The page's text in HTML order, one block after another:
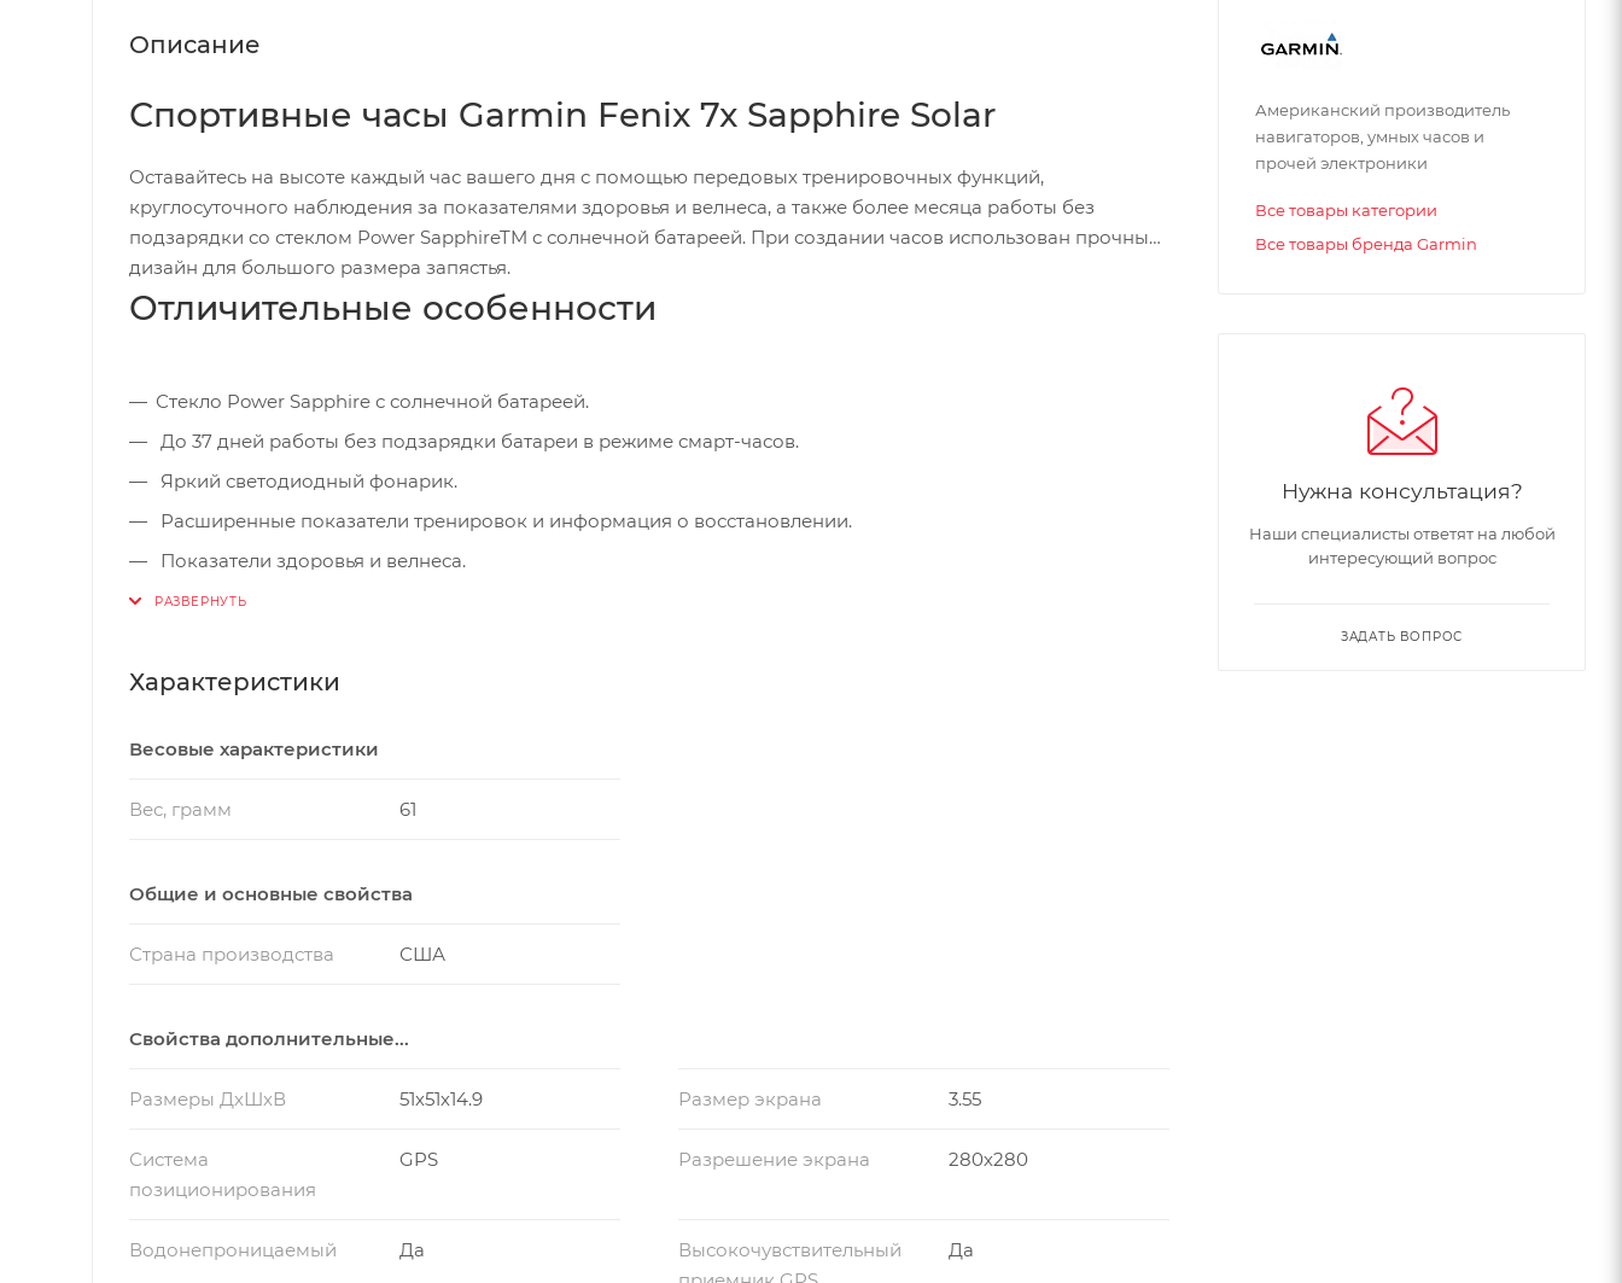
Описание
Спортивные часы Garmin Fenix 7x Sapphire Solar
Оставайтесь на высоте каждый час вашего дня с помощью передовых тренировочных функций,
круглосуточного наблюдения за показателями здоровья и велнеса, а также более месяца работы без
подзарядки со стеклом Power SapphireTM с солнечной батареей. При создании часов использован прочный
дизайн для большого размера запястья.
Отличительные особенности
Стекло Power Sapphire с солнечной батареей.
До 37 дней работы без подзарядки батареи в режиме смарт-часов.
Яркий светодиодный фонарик.
Расширенные показатели тренировок и информация о восстановлении.
Показатели здоровья и велнеса.
Технология SATIQTM и GPS-приемник с несколькими полосами частот.
До 37 дней работы без подзарядки батареи в режиме смарт-часов.
Расширенные показатели тренировок и информация о восстановлении.
Показатели здоровья и велнеса.
Характеристики
Весовые характеристики
Вес, грамм 61
Общие и основные свойства
Страна производства США
Свойства дополнительные...
Размеры ДхШхВ 51х51х14.9 Размер экрана 3.55
Система
позиционирования
GPS Разрешение экрана 280х280
Водонепроницаемый Да
Высокочувствительный
Да
Американский производитель
навигаторов, умных часов и
прочей электроники
Все товары категории
Все товары бренда Garmin
Нужна консультация?
Наши специалисты ответят на любой
интересующий вопрос
ЗАДАТЬ ВОПРОС